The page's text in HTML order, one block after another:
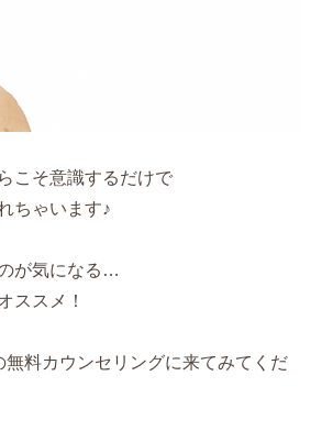
こそ意識するだけで
ちゃいます♪
が気になる…
ススメ！
無料カウンセリングに来てみてくだ